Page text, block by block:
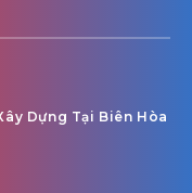
Dựng Tại Biên Hòa